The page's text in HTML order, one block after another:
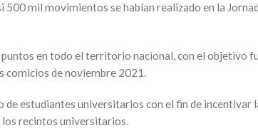
mil movimientos se habían realizado en la
en todo el territorio nacional, con el objetivo
comicios de noviembre 2021.
estudiantes universitarios con el fin de
los recintos universitarios.